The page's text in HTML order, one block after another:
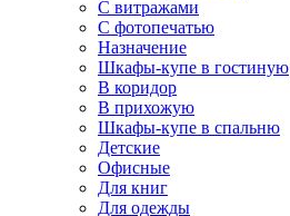
С витражами
С фотопечатью
Назначение
Шкафы-купе в гостиную
В коридор
В прихожую
Шкафы-купе в спальню
Детские
Офисные
Для книг
Для одежды